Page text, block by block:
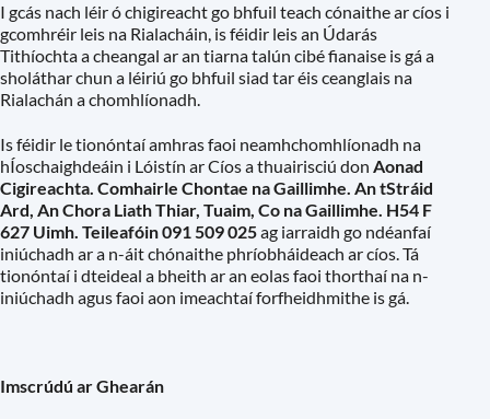
I gcás nach léir ó chigireacht go bhfuil teach cónaithe ar cíos i
gcomhréir leis na Rialacháin, is féidir leis an Údarás
Tithíochta a cheangal ar an tiarna talún cibé fianaise is gá a
sholáthar chun a léiriú go bhfuil siad tar éis ceanglais na
Rialachán a chomhlíonadh.
Is féidir le tionóntaí amhras faoi neamhchomhlíonadh na
hÍoschaighdeáin i Lóistín ar Cíos a thuairisciú don Aonad
Cigireachta. Comhairle Chontae na Gaillimhe. An tStráid
Ard, An Chora Liath Thiar, Tuaim, Co na Gaillimhe. H54 F
627 Uimh. Teileafóin 091 509 025ag iarraidh go ndéanfaí
iniúchadh ar a n-áit chónaithe phríobháideach ar cíos. Tá
tionóntaí i dteideal a bheith ar an eolas faoi thorthaí na n-
iniúchadh agus faoi aon imeachtaí forfheidhmithe is gá.
Imscrúdú ar Ghearán